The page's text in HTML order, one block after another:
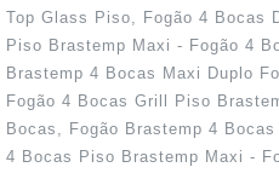
Top Glass Piso, Fogão 4 Bocas
Piso Brastemp Maxi - Fogão 4
Brastemp 4 Bocas Maxi Duplo
Fogão 4 Bocas Grill Piso
Bocas, Fogão Brastemp 4
4 Bocas Piso Brastemp Maxi -